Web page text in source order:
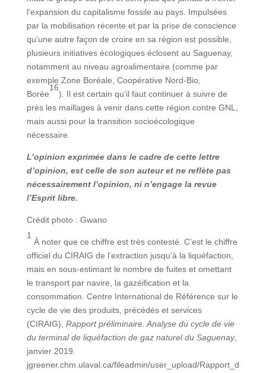
l’expansion du capitalisme fossile au pays. Impulsées
par la mobilisation récente et par la prise de conscience
qu’une autre façon de croire en sa région est possible,
plusieurs initiatives écologiques éclosent au Saguenay,
notamment au niveau agroalimentaire (comme par
exemple Zone Boréale, Coopérative Nord-Bio,
Borée
16
). Il est certain qu’il faut continuer à suivre de
près les maillages à venir dans cette région contre GNL,
mais aussi pour la transition socioécologique
nécessaire.
L’opinion exprimée dans le cadre de cette lettre
d’opinion, est celle de son auteur et ne reflète pas
nécessairement l’opinion, ni n’engage la revue
l’Esprit libre.
Crédit photo : Gwano
1
À noter que ce chiffre est très contesté. C’est le chiffre
officiel du CIRAIG de l’extraction jusqu’à la liquéfaction,
mais en sous-estimant le nombre de fuites et omettant
le transport par navire, la gazéification et la
consommation. Centre International de Référence sur le
cycle de vie des produits, précédés et services
(CIRAIG), Rapport préliminaire. Analyse du cycle de vie
du terminal de liquéfaction de gaz naturel du Saguenay,
janvier 2019.
jgreener.chm.ulaval.ca/fileadmin/user_upload/Rapport_d